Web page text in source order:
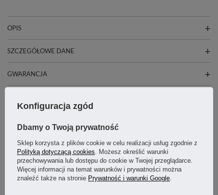
OPIS
SZCZEGÓŁOWE DANE
GWARANCJA
OSTATNIO CIĘ INTERESOWAŁO
Konfiguracja zgód
Dbamy o Twoją prywatność
Sklep korzysta z plików cookie w celu realizacji usług zgodnie z
Polityką dotyczącą cookies . Możesz określić warunki
przechowywania lub dostępu do cookie w Twojej przeglądarce.
Więcej informacji na temat warunków i prywatności można
znaleźć także na stronie Prywatność i warunki Google